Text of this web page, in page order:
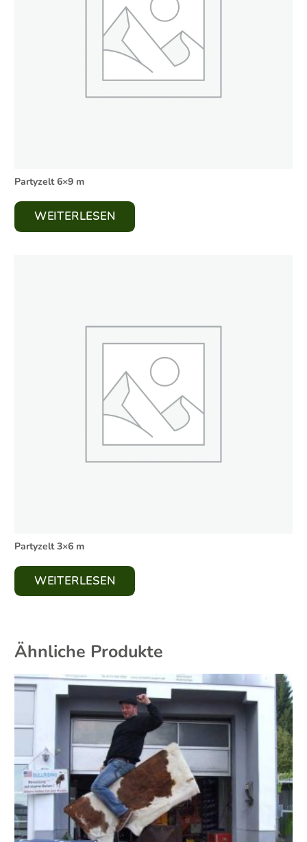
Partyzelt 6×9 m
WEITERLESEN
Partyzelt 3×6 m
WEITERLESEN
Ähnliche Produkte